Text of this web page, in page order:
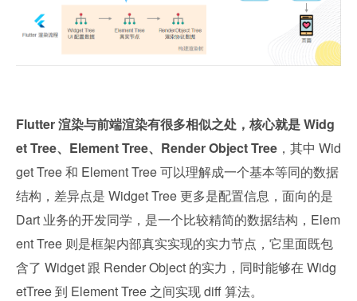
Flutter 渲染与前端渲染有很多相似之处，核心就是 Widg
et Tree、Element Tree、Render Object Tree ，其中 Wid
get Tree 和 Element Tree 可以理解成一个基本等同的数据
结构，差异点是 Widget Tree 更多是配置信息，面向的是
Dart 业务的开发同学，是一个比较精简的数据结构，Elem
ent Tree 则是框架内部真实实现的实力节点，它里面既包
含了 Widget 跟 Render Object 的实力，同时能够在 Widg
etTree 到 Element Tree 之间实现 diff 算法。